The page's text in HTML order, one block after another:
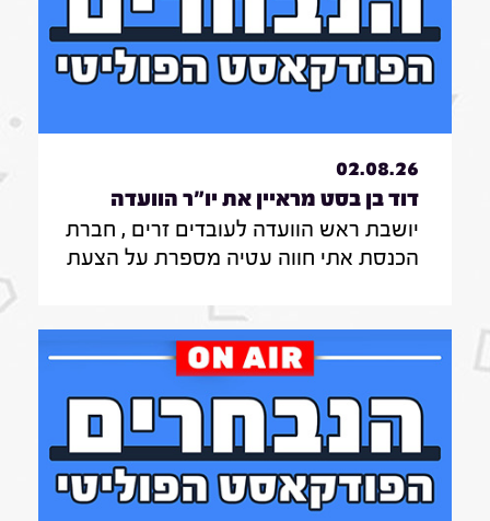
02.08.26
דוד בן בסט מראיין את יו"ר הוועדה
לעובדים זרים , חברת הכנסת אתי חווה
עטיה|31.7.26
יושבת ראש הוועדה לעובדים זרים , חברת
הכנסת אתי חווה עטיה מספרת על הצעת
בתחנות רכבת , על הזכאות להעסקת
עובד זר בסיעוד לבני 85 ומעלה ומה מניע
אותה בעשייה הפרלמנטרית